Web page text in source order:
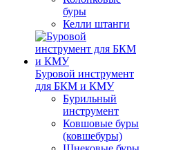
буры
Келли штанги
Буровой инструмент
для БКМ и КМУ
Бурильный
инструмент
Ковшовые буры
(ковшебуры)